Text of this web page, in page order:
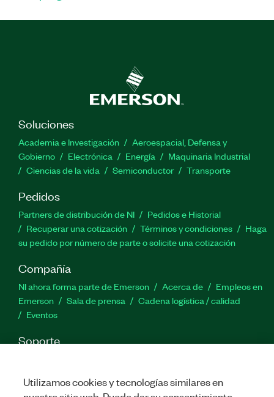
señales raras por parte de operadores
remotos.\nLa plataforma configurable está
de espectro o configuración de pruebas de
laboratorio repetibles.\n\nLa aplicación soporta
canales IF con 2x70MHz a 160MHc fc y ancho de
banda en tiempo real 1x600MHz a 1GHz fc. Otras
configuraciones están disponibles bajo
pedido.\n\nPara requisitos especiales
proporcionamos soluciones personalizadas
Soluciones
Academia e Investigación
Aeroespacial, Defensa y
Gobierno
Electrónica Energía
Maquinaria Industrial
Ciencias de la vida
Semiconductor Transporte
Pedidos
Partners de distribución de NI
Pedidos e Historial
Recuperar una cotización
Términos y condiciones
Haga
su pedido por número de parte o solicite una cotización
Compañía
NI ahora forma parte de Emerson Acerca de
Empleos en
Emerson
Sala de prensa
Cadena logística / calidad
Eventos
Soporte
Comentarios
Utilizamos cookies y tecnologías similares en